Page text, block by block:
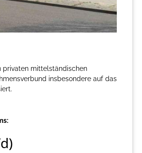
privaten mittelständischen
insbesondere auf das